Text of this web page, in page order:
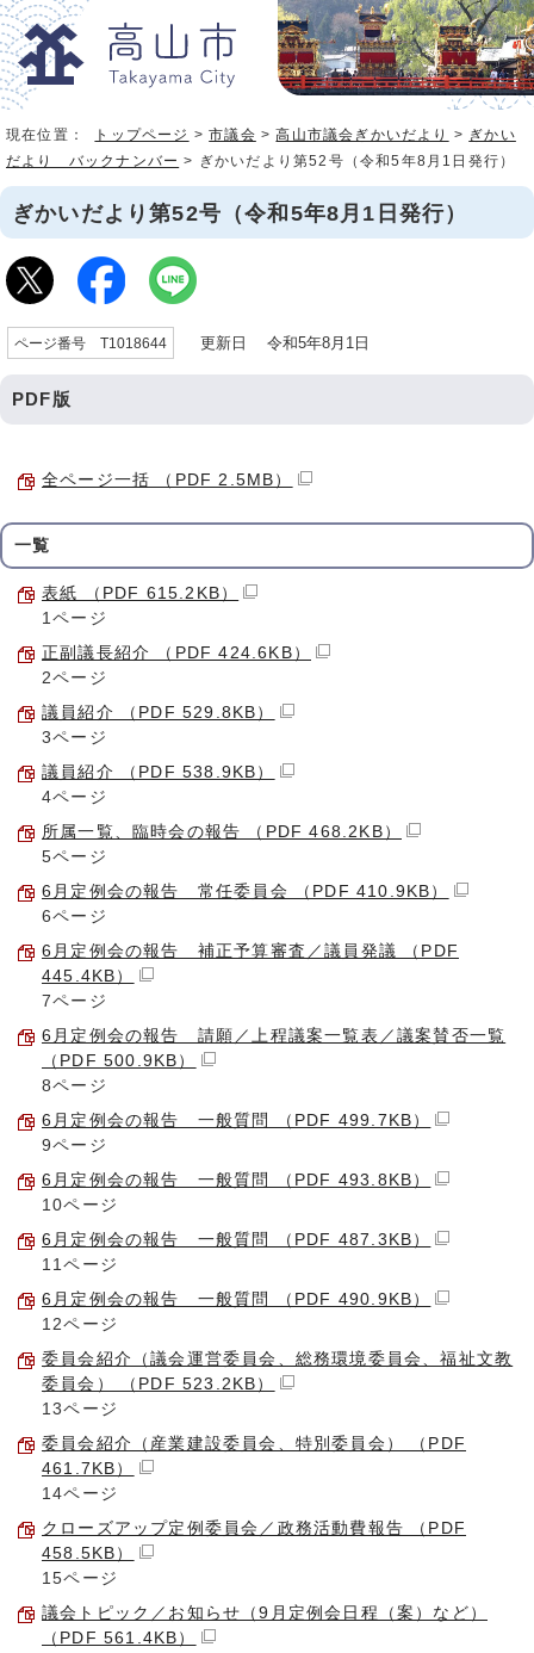
現在位置： トップページ >市議会 >高山市議会ぎかいだより > ぎかい
だより バックナンバー > ぎかいだより第52号（令和5年8月1日発行）
ぎかいだより第52号（令和5年8月1日発行）
ページ番号 T1018644 更新日 令和5年8月1日
PDF版
全ページ一括 （PDF 2.5MB）
一覧
表紙 （PDF 615.2KB）
1ページ
正副議長紹介 （PDF 424.6KB）
2ページ
議員紹介 （PDF 529.8KB）
3ページ
議員紹介 （PDF 538.9KB）
4ページ
所属一覧、臨時会の報告 （PDF 468.2KB）
5ページ
6月定例会の報告 常任委員会 （PDF 410.9KB）
6ページ
6月定例会の報告 補正予算審査／議員発議 （PDF
445.4KB）
7ページ
6月定例会の報告 請願／上程議案一覧表／議案賛否一覧
（PDF 500.9KB）
8ページ
6月定例会の報告 一般質問 （PDF 499.7KB）
9ページ
6月定例会の報告 一般質問 （PDF 493.8KB）
10ページ
6月定例会の報告 一般質問 （PDF 487.3KB）
11ページ
6月定例会の報告 一般質問 （PDF 490.9KB）
12ページ
委員会紹介（議会運営委員会、総務環境委員会、福祉文教
委員会） （PDF 523.2KB）
13ページ
委員会紹介（産業建設委員会、特別委員会） （PDF
461.7KB）
14ページ
クローズアップ定例委員会／政務活動費報告 （PDF
458.5KB）
15ページ
議会トピック／お知らせ（9月定例会日程（案）など）
（PDF 561.4KB）